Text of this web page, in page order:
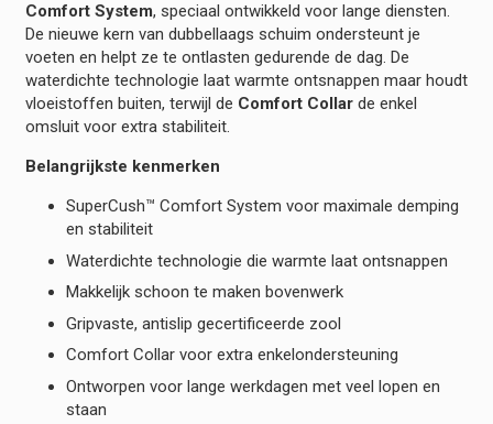
Comfort System, speciaal ontwikkeld voor lange diensten.
De nieuwe kern van dubbellaags schuim ondersteunt je
voeten en helpt ze te ontlasten gedurende de dag. De
waterdichte technologie laat warmte ontsnappen maar houdt
vloeistoffen buiten, terwijl de Comfort Collarde enkel
omsluit voor extra stabiliteit.
Belangrijkste kenmerken
SuperCush™ Comfort System voor maximale demping
en stabiliteit
Waterdichte technologie die warmte laat ontsnappen
Makkelijk schoon te maken bovenwerk
Gripvaste, antislip gecertificeerde zool
Comfort Collar voor extra enkelondersteuning
Ontworpen voor lange werkdagen met veel lopen en
staan